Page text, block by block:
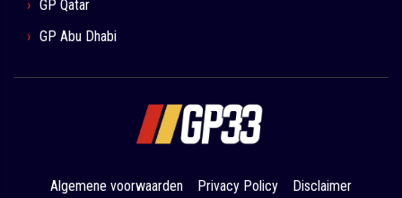
GP Qatar
GP Abu Dhabi
Algemene voorwaarden Privacy Policy Disclaimer